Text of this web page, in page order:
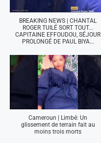
BREAKING NEWS | CHANTAL
ROGER TUILÉ SORT TOUT...
CAPITAINE EFFOUDOU, SÉJOUR
PROLONGÉ DE PAUL BIYA...
Cameroun | Limbé: Un
glissement de terrain fait au
moins trois morts